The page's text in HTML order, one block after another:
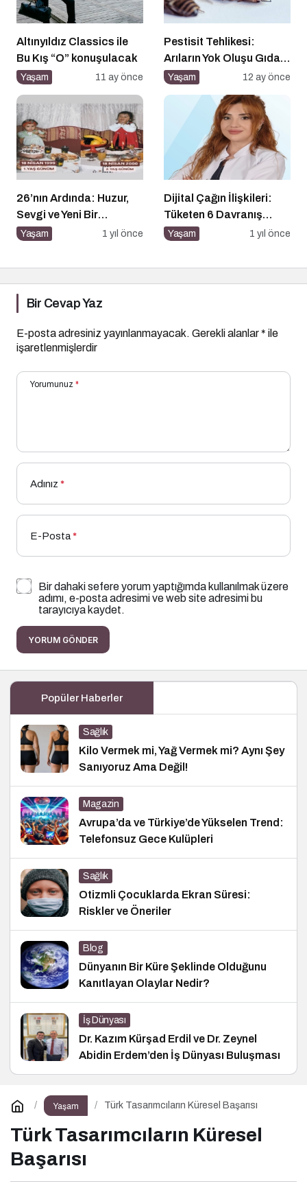
Altınyıldız Classics ile
Bu Kış “O” konuşulacak
Yaşam 11 ay önce
Pestisit Tehlikesi:
Arıların Yok Oluşu Gıda
Zincirini Çökertiyor!
Yaşam 12 ay önce
26’nın Ardında: Huzur,
Sevgi ve Yeni Bir
Başlangıç
Yaşam 1 yıl önce
Dijital Çağın İlişkileri:
Tüketen 6 Davranış
Biçimi
Yaşam 1 yıl önce
Bir Cevap Yaz
E-posta adresiniz yayınlanmayacak. Gerekli alanlar* ile
işaretlenmişlerdir
Yorumunuz *
Adınız *
E-Posta*
Bir dahaki sefere yorum yaptığımda kullanılmak üzere
adımı, e-posta adresimi ve web site adresimi bu
tarayıcıya kaydet.
YORUM GÖNDER
Popüler Haberler
Sağlık
Kilo Vermek mi, Yağ Vermek mi? Aynı Şey
Sanıyoruz Ama Değil!
Magazin
Avrupa’da ve Türkiye’de Yükselen Trend:
Telefonsuz Gece Kulüpleri
Sağlık
Otizmli Çocuklarda Ekran Süresi:
Riskler ve Öneriler
Blog
Dünyanın Bir Küre Şeklinde Olduğunu
Kanıtlayan Olaylar Nedir?
İş Dünyası
Dr. Kazım Kürşad Erdil ve Dr. Zeynel
Abidin Erdem’den İş Dünyası Buluşması
Yaşam Türk Tasarımcıların Küresel Başarısı
Türk Tasarımcıların Küresel
Başarısı